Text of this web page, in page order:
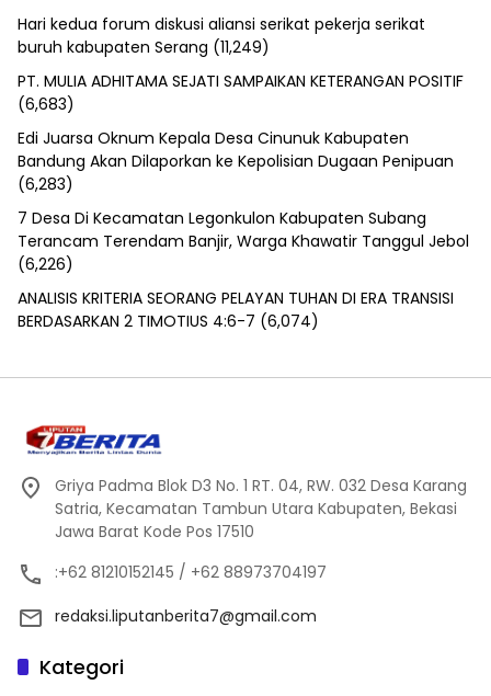
Hari kedua forum diskusi aliansi serikat pekerja serikat
buruh kabupaten Serang (11,249)
PT. MULIA ADHITAMA SEJATI SAMPAIKAN KETERANGAN POSITIF
(6,683)
Edi Juarsa Oknum Kepala Desa Cinunuk Kabupaten
Bandung Akan Dilaporkan ke Kepolisian Dugaan Penipuan
(6,283)
7 Desa Di Kecamatan Legonkulon Kabupaten Subang
Terancam Terendam Banjir, Warga Khawatir Tanggul Jebol
(6,226)
ANALISIS KRITERIA SEORANG PELAYAN TUHAN DI ERA TRANSISI
BERDASARKAN 2 TIMOTIUS 4:6-7 (6,074)
Griya Padma Blok D3 No. 1 RT. 04, RW. 032 Desa Karang
Satria, Kecamatan Tambun Utara Kabupaten, Bekasi
Jawa Barat Kode Pos 17510
:+62 81210152145 / +62 88973704197
redaksi.liputanberita7@gmail.com
Kategori